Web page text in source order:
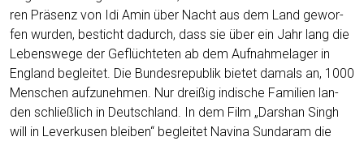
ren Prä­senz von Idi Amin über Nacht aus dem Land gewor­
fen wur­den, besticht dadurch, dass sie über ein Jahr lang die
Lebens­we­ge der Geflüch­te­ten ab dem Auf­nah­me­la­ger in
Eng­land beglei­tet. Die Bun­des­re­pu­blik bie­tet damals an, 1000
Men­schen auf­zu­neh­men. Nur drei­ßig indi­sche Fami­li­en lan­
den schließ­lich in Deutsch­land. In dem Film „Dar­shan Singh
will in Lever­ku­sen blei­ben“ beglei­tet Navina Sun­daram die